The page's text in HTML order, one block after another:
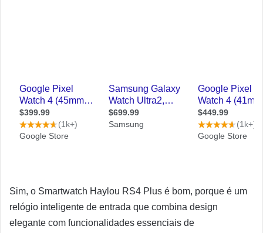
Sim, o Smartwatch Haylou RS4 Plus é bom, porque é um
relógio inteligente de entrada que combina design
elegante com funcionalidades essenciais de